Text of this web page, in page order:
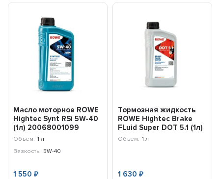
Масло моторное ROWE
Hightec Synt RSi 5W-40
(1л) 20068001099
Объем: 1 л
Вязкость: 5W-40
1 550₽
Тормозная жидкость
ROWE Hightес Brake
FLuid Super DOT 5.1 (1л)
25104-0010-99
Объем: 1 л
1 630 ₽